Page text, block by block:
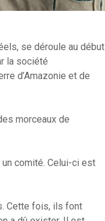
se déroule au début
la société
d’Amazonie et de
morceaux de
comité. Celui-ci est
Cette fois, ils font